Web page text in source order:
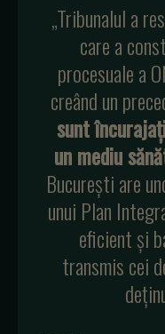
„Tribunalul a
care a
procesuale a
creând un
sunt
un mediu
Bucureşti are
unui Plan
eficient și
transmis cei